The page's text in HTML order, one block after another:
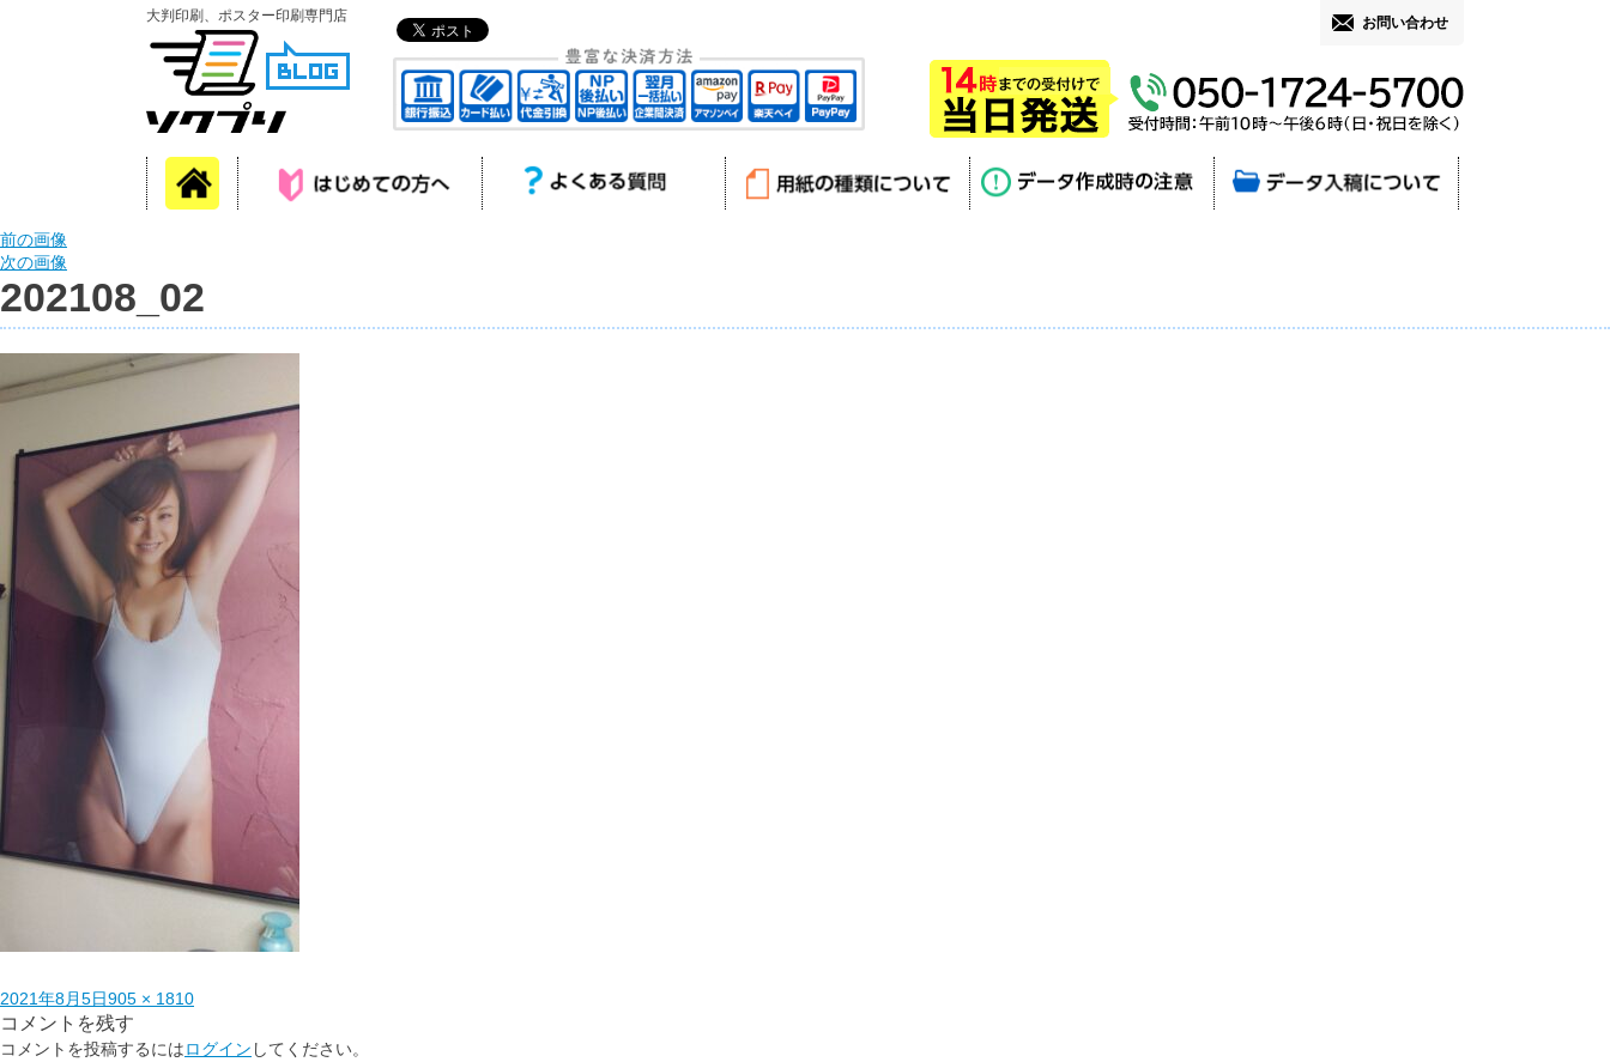
お問い合わせ
大判印刷、ポスター印刷専門店
前の画像
次の画像
202108_02
2021年8月5日905 × 1810
コメントを残す
コメントを投稿するにはログイン してください。